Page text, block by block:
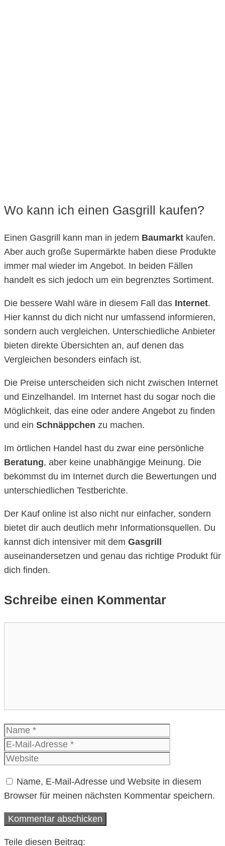
Wo kann ich einen Gasgrill kaufen?
Einen Gasgrill kann man in jedem Baumarkt kaufen.
Aber auch große Supermärkte haben diese Produkte
immer mal wieder im Angebot. In beiden Fällen
handelt es sich jedoch um ein begrenztes Sortiment.
Die bessere Wahl wäre in diesem Fall das Internet.
Hier kannst du dich nicht nur umfassend informieren,
sondern auch vergleichen. Unterschiedliche Anbieter
bieten direkte Übersichten an, auf denen das
Vergleichen besonders einfach ist.
Die Preise unterscheiden sich nicht zwischen Internet
und Einzelhandel. Im Internet hast du sogar noch die
Möglichkeit, das eine oder andere Angebot zu finden
und ein Schnäppchen zu machen.
Im örtlichen Handel hast du zwar eine persönliche
Beratung, aber keine unabhängige Meinung. Die
bekommst du im Internet durch die Bewertungen und
unterschiedlichen Testberichte.
Der Kauf online ist also nicht nur einfacher, sondern
bietet dir auch deutlich mehr Informationsquellen. Du
kannst dich intensiver mit dem Gasgrill
auseinandersetzen und genau das richtige Produkt für
dich finden.
Schreibe einen Kommentar
Name
Name, E-Mail-Adresse und Website in diesem
Browser für meinen nächsten Kommentar speichern.
Teile diesen Beitrag: